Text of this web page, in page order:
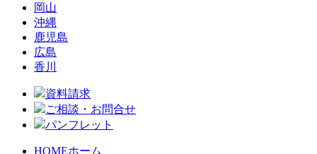
岡山
沖縄
鹿児島
広島
香川
資料請求
ご相談・お問合せ
パンフレット
HOMEホーム